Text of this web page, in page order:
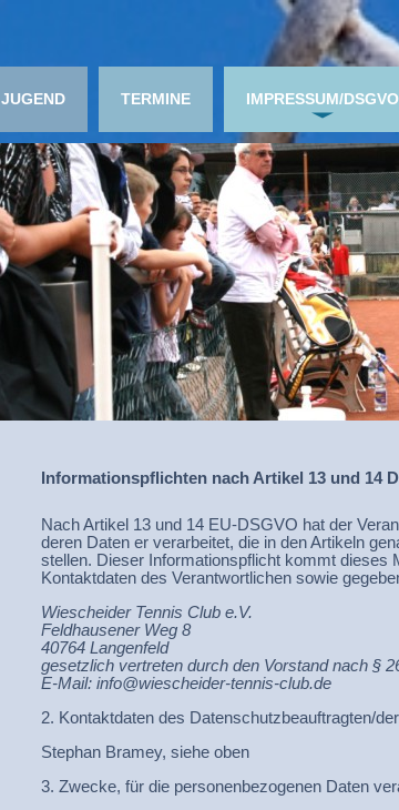
JUGEND TERMINE IMPRESSUM/DSGVO
Informationspflichten nach Artikel 13 und 14
Nach Artikel 13 und 14 EU-DSGVO hat der
deren Daten er verarbeitet, die in den Artikeln
stellen. Dieser Informationspflicht kommt dieses
Kontaktdaten des Verantwortlichen sowie
Wiescheider Tennis Club e.V.
Feldhausener Weg 8
40764 Langenfeld
gesetzlich vertreten durch den Vorstand nach §
E-Mail: info@wiescheider-tennis-club.de
2. Kontaktdaten des Datenschutzbeauftragten/
Stephan Bramey, siehe oben
3. Zwecke, für die personenbezogenen Daten